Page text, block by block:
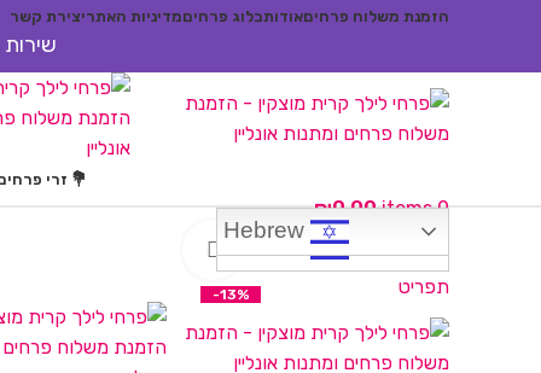
הזמנת משלוח פרחיםאודותבלוג פרחיםמדיניות האתריצירת קשר
💐 זרי
0
items
₪0.00
תפריט -13%